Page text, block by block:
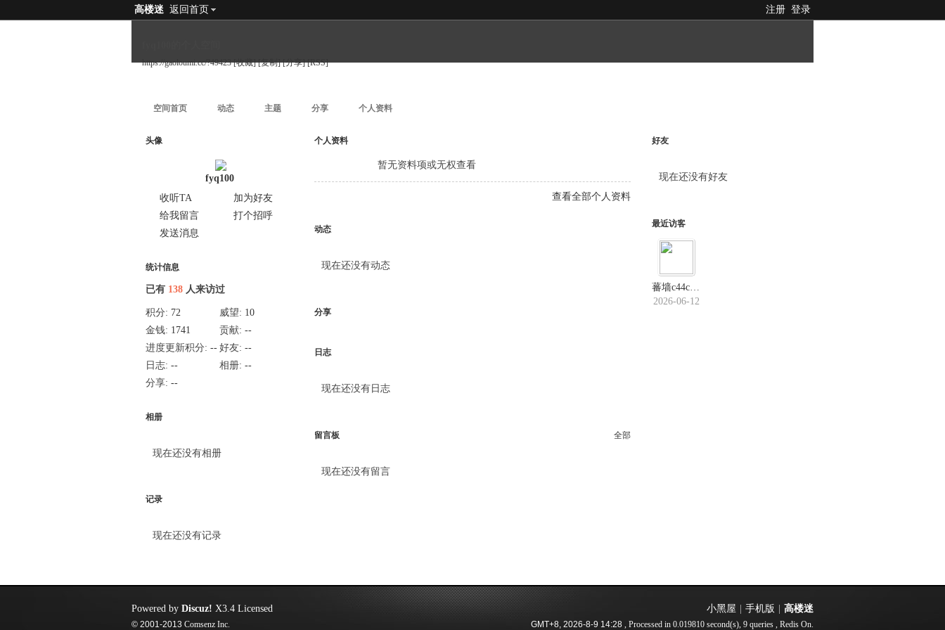
注册 登录
高楼迷 返回首页
https://gaoloumi.cc/?49423 [收藏] [复制] [分享] [RSS]
空间首页 动态 主题 分享 个人资料
头像
fyq100
收听TA
加为好友
给我留言
打个招呼
发送消息
统计信息
已有 138 人来访过
积分: 72 威望: 10
金钱: 1741 贡献: --
进度更新积分: -- 好友: --
日志: -- 相册: --
分享: --
相册
现在还没有相册
记录
现在还没有记录
个人资料
暂无资料项或无权查看
查看全部个人资料
动态
现在还没有动态
分享
日志
现在还没有日志
留言板 全部
现在还没有留言
好友
现在还没有好友
最近访客
蕃墙c44c．us
2026-06-12
小黑屋 手机版 高楼迷
GMT+8, 2026-8-9 14:28 , Processed in 0.019810 second(s), 9 queries , Redis On.
Powered by Discuz! X3.4 Licensed
© 2001-2013 Comsenz Inc.